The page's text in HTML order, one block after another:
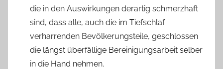
die in den Auswirkungen derartig schmerzhaft
sind, dass alle, auch die im Tiefschlaf
verharrenden Bevölkerungsteile, geschlossen
die längst überfällige Bereinigungsarbeit selber
in die Hand nehmen.